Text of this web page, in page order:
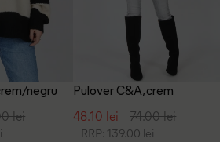
negru
lei
Pulover C&A, crem
48.10 lei 74.00 lei
RRP: 139.00 lei